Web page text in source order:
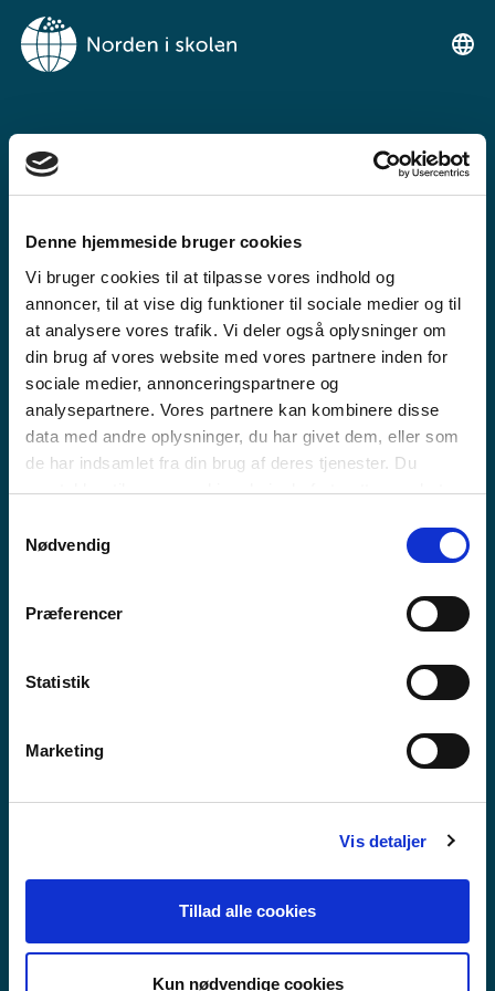
Denne hjemmeside bruger cookies
Vi bruger cookies til at tilpasse vores indhold og
annoncer, til at vise dig funktioner til sociale medier og til
at analysere vores trafik. Vi deler også oplysninger om
din brug af vores website med vores partnere inden for
sociale medier, annonceringspartnere og
analysepartnere. Vores partnere kan kombinere disse
data med andre oplysninger, du har givet dem, eller som
de har indsamlet fra din brug af deres tjenester. Du
samtykker til vores cookies, hvis du fortsætter med at
Nødvendig
Præferencer
Statistik
Marketing
Vis detaljer
Tillad alle cookies
Kun nødvendige cookies
VÆLKOMIN TIL
NORDEN I SKOLEN
Ein ókeypis frálæruportalur fyri
fólkaskúlan og miðnám
FÓLKASKÚLI
MIÐNÁMSÚTBÚGVING